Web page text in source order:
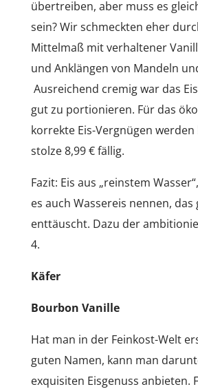
übertreiben, aber muss es
sein? Wir schmeckten eher
Mittelmaß mit verhaltener
und Anklängen von Mandeln
Ausreichend cremig war das
gut zu portionieren. Für das
korrekte Eis-Vergnügen werden
stolze 8,99 € fällig.
Fazit: Eis aus „reinstem
es auch Wassereis nennen, das
enttäuscht. Dazu der
4.
Käfer
Bourbon Vanille
Hat man in der Feinkost-Welt
guten Namen, kann man
exquisiten Eisgenuss anbieten.